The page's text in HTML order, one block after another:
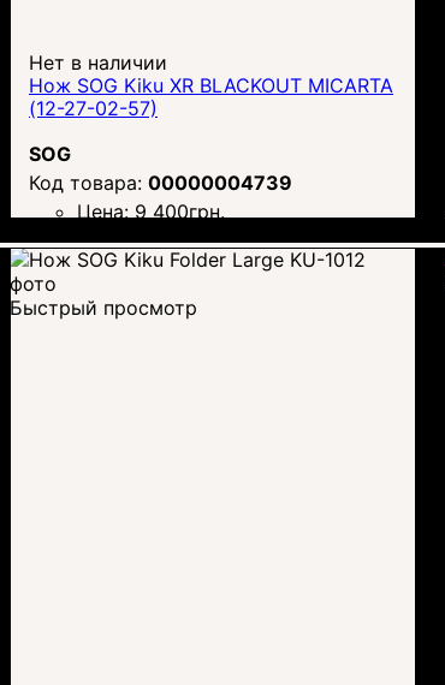
Нет в наличии
Нож SOG Kiku XR BLACKOUT MICARTA
(12-27-02-57)
SOG
00000004739
Цена: 9 400грн.
Быстрый просмотр